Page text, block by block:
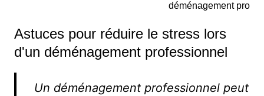
déménagement pro
Astuces pour réduire le stress lors
d'un déménagement professionnel
Un déménagement professionnel peut